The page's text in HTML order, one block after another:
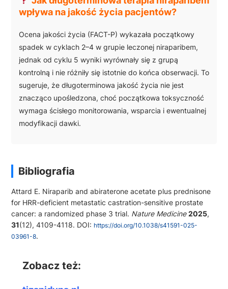
wpływa na jakość życia pacjentów?
Ocena jakości życia (FACT-P) wykazała początkowy
spadek w cyklach 2–4 w grupie leczonej niraparibem,
jednak od cyklu 5 wyniki wyrównały się z grupą
kontrolną i nie różniły się istotnie do końca obserwacji. To
sugeruje, że długoterminowa jakość życia nie jest
znacząco upośledzona, choć początkowa toksyczność
wymaga ścisłego monitorowania, wsparcia i ewentualnej
modyfikacji dawki.
Bibliografia
Attard E. Niraparib and abiraterone acetate plus prednisone
for HRR-deficient metastatic castration-sensitive prostate
cancer: a randomized phase 3 trial. Nature Medicine 2025,
31(12), 4109-4118. DOI: https://doi.org/10.1038/s41591-025-
03961-8.
Zobacz też: